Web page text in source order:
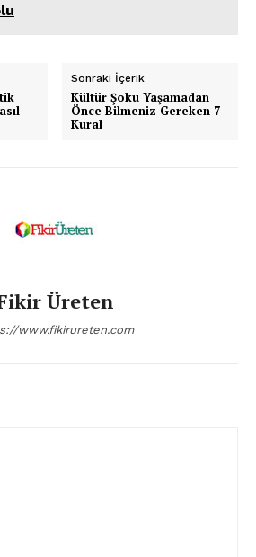
Sonraki İçerik
Kültür Şoku Yaşamadan
Önce Bilmeniz Gereken 7
Kural
Üreten
www.fikirureten.com